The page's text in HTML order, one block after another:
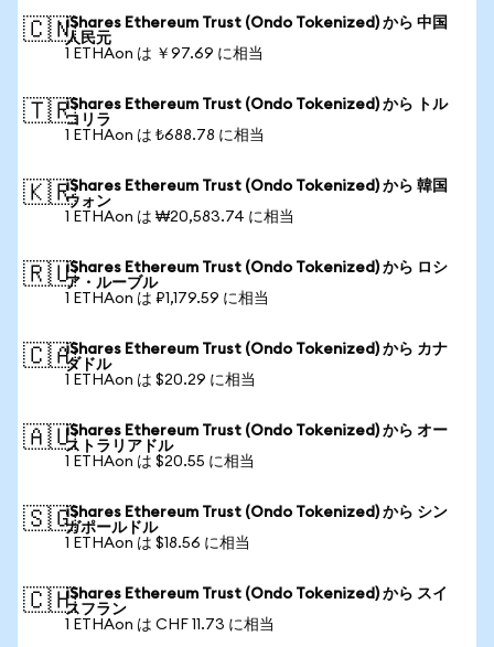
🇨🇳iShares Ethereum Trust (Ondo Tokenized) から 中国
人民元
1 ETHAon は ￥97.69 に相当
🇹🇷iShares Ethereum Trust (Ondo Tokenized) から トル
コリラ
1 ETHAon は ₺688.78 に相当
🇰🇷iShares Ethereum Trust (Ondo Tokenized) から 韓国
ウォン
1 ETHAon は ₩20,583.74 に相当
🇷🇺iShares Ethereum Trust (Ondo Tokenized) から ロシ
ア・ルーブル
1 ETHAon は ₽1,179.59 に相当
🇨🇦iShares Ethereum Trust (Ondo Tokenized) から カナ
ダドル
1 ETHAon は $20.29 に相当
🇦🇺iShares Ethereum Trust (Ondo Tokenized) から オー
ストラリアドル
1 ETHAon は $20.55 に相当
🇸🇬iShares Ethereum Trust (Ondo Tokenized) から シン
ガポールドル
1 ETHAon は $18.56 に相当
🇨🇭iShares Ethereum Trust (Ondo Tokenized) から スイ
スフラン
1 ETHAon は CHF 11.73 に相当